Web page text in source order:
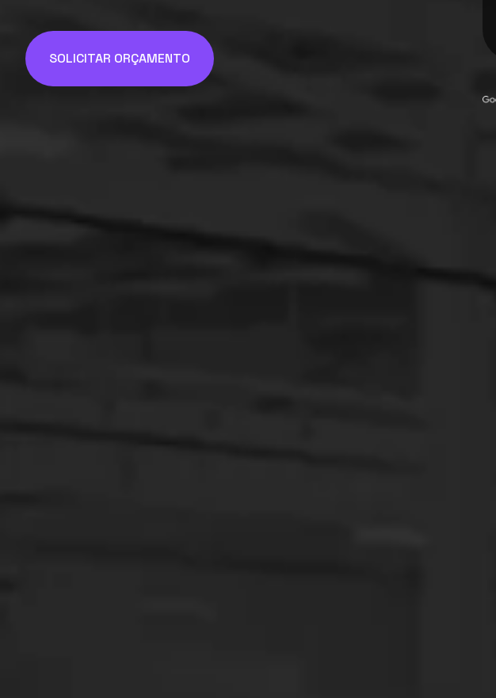
SOLICITAR ORÇAMENTO